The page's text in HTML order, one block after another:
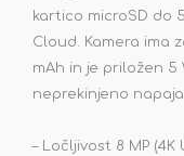
kartico microSD do
Cloud. Kamera ima
mAh in je priložen
neprekinjeno
– Ločljivost 8 MP (4K